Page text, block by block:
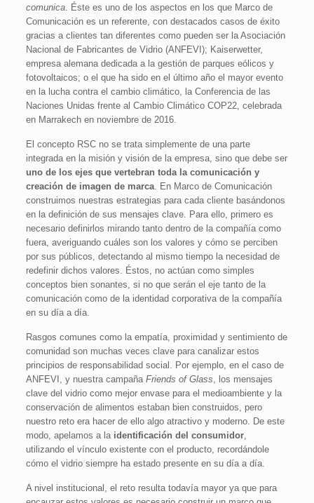
comunica. Éste es uno de los aspectos en los que Marco de
Comunicación es un referente, con destacados casos de éxito
gracias a clientes tan diferentes como pueden ser la Asociación
Nacional de Fabricantes de Vidrio (ANFEVI); Kaiserwetter,
empresa alemana dedicada a la gestión de parques eólicos y
fotovoltaicos; o el que ha sido en el último año el mayor evento
en la lucha contra el cambio climático, la Conferencia de las
Naciones Unidas frente al Cambio Climático COP22, celebrada
en Marrakech en noviembre de 2016.
El concepto RSC no se trata simplemente de una parte
integrada en la misión y visión de la empresa, sino que debe ser
uno de los ejes que vertebran toda la comunicación y
creación de imagen de marca. En Marco de Comunicación
construimos nuestras estrategias para cada cliente basándonos
en la definición de sus mensajes clave. Para ello, primero es
necesario definirlos mirando tanto dentro de la compañía como
fuera, averiguando cuáles son los valores y cómo se perciben
por sus públicos, detectando al mismo tiempo la necesidad de
redefinir dichos valores. Éstos, no actúan como simples
conceptos bien sonantes, si no que serán el eje tanto de la
comunicación como de la identidad corporativa de la compañía
en su día a día.
Rasgos comunes como la empatía, proximidad y sentimiento de
comunidad son muchas veces clave para canalizar estos
principios de responsabilidad social. Por ejemplo, en el caso de
ANFEVI, y nuestra campañaFriends of Glass, los mensajes
clave del vidrio como mejor envase para el medioambiente y la
conservación de alimentos estaban bien construidos, pero
nuestro reto era hacer de ello algo atractivo y moderno. De este
modo, apelamos a la identificación del consumidor,
utilizando el vínculo existente con el producto, recordándole
cómo el vidrio siempre ha estado presente en su día a día.
A nivel institucional, el reto resulta todavía mayor ya que para